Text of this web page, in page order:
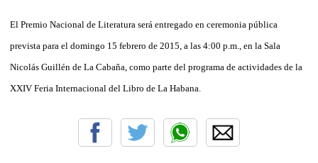
El Premio Nacional de Literatura será entregado en ceremonia pública
prevista para el domingo 15 febrero de 2015, a las 4:00 p.m., en la Sala
Nicolás Guillén de La Cabaña, como parte del programa de actividades de la
XXIV Feria Internacional del Libro de La Habana.